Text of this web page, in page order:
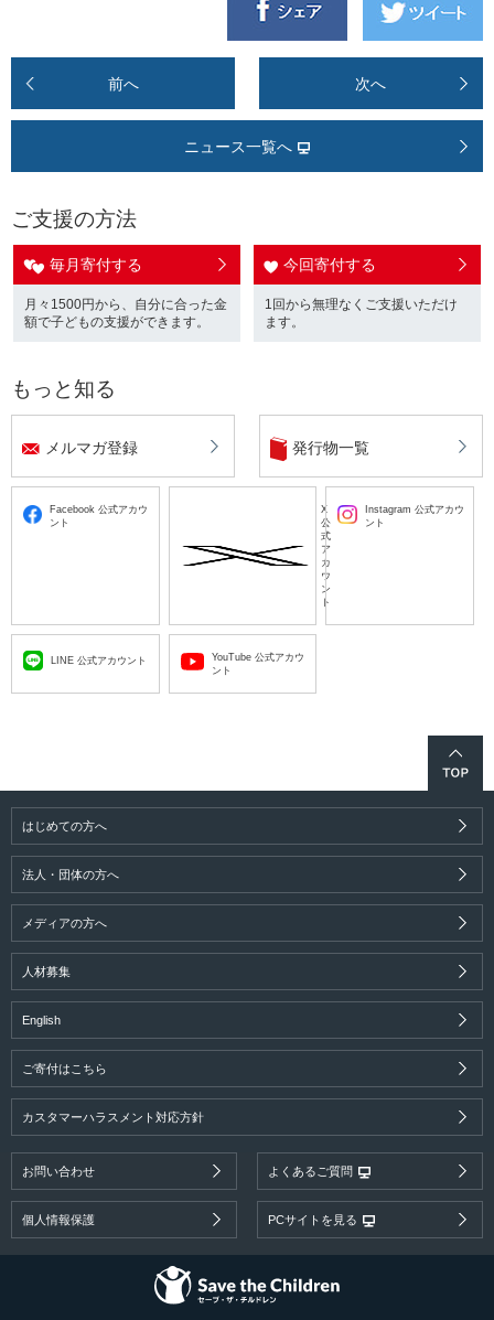
前へ 次へ
ニュース一覧へ
ご支援の方法
毎月寄付する
月々1500円から、自分に合った金
額で子どもの支援ができます。
今回寄付する
1回から無理なくご支援いただけ
ます。
もっと知る
メルマガ登録 発行物一覧
Facebook 公式アカウ
ント
X
公
式
ア
カ
ウ
ン
ト
Instagram 公式アカウ
ント
LINE 公式アカウント
YouTube 公式アカウ
ント
はじめての方へ
法人・団体の方へ
メディアの方へ
人材募集
English
ご寄付はこちら
カスタマーハラスメント対応方針
お問い合わせ よくあるご質問
個人情報保護 PCサイトを見る